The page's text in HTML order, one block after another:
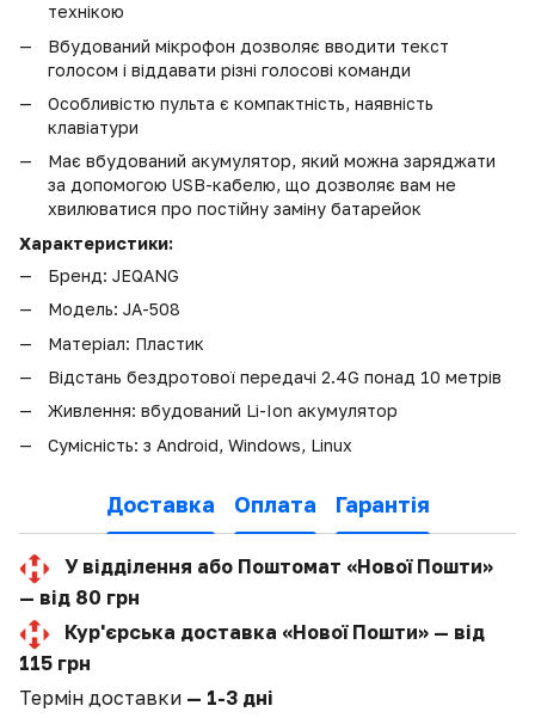
технікою
Вбудований мікрофон дозволяє вводити текст
голосом і віддавати різні голосові команди
Особливістю пульта є компактність, наявність
клавіатури
Має вбудований акумулятор, який можна заряджати
за допомогою USB-кабелю, що дозволяє вам не
хвилюватися про постійну заміну батарейок
Характеристики:
Бренд: JEQANG
Модель: JA-508
Матеріал: Пластик
Відстань бездротової передачі 2.4G понад 10 метрів
Живлення: вбудований Li-Ion акумулятор
Сумісність: з Android, Windows, Linux
Доставка Оплата Гарантія
У відділення або Поштомат «Нової Пошти»
— від 80 грн
Кур'єрська доставка «Нової Пошти» — від
115 грн
Термін доставки — 1-3 дні